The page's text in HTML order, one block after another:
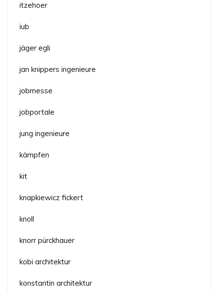
itzehoer
iub
jäger egli
jan knippers ingenieure
jobmesse
jobportale
jung ingenieure
kämpfen
kit
knapkiewicz fickert
knoll
knorr pürckhauer
kobi architektur
konstantin architektur